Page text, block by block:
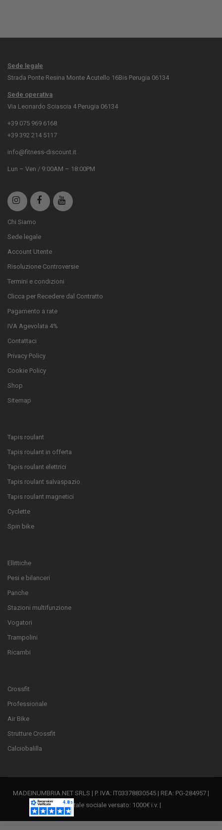
Sede legale
Strada Ponte Resina Monte Acutello 16Bis Perugia 06134
Sede operativa
Via Leonardo Sciascia 4 Perugia 06134
+39 075 969 6168
+39 392 214 5117
info@fitness-discount.it
Lun – Ven / 9:00AM – 18:00PM
Chi Siamo
Sede legale
Account Utente
Risoluzione Controversie
Termini e condizioni
Clicca per Recedere dal Contratto
Pagamento a rate
IVA Agevolata 4%
Contattaci
Privacy Policy
Cookie Policy
Shop
Sitemap
Tapis roulant
Tapis roulant in offerta
Tapis roulant elettrici
Tapis roulant salvaspazio
Tapis roulant magnetici
Cyclette
Spin bike
Ellittiche
Pesi e bilanceri
Panche
Stazioni multifunzione
Vogatori
Trampolini
Ricambi
Crossfit
Professionale
Air Bike
Strutture Crossfit
Calciobalilla
MADEINUMBRIA.NET SRLS | P. IVA: IT03378830545 | REA: PG-284957 |
Capitale sociale versato: 1000€ i.v. |